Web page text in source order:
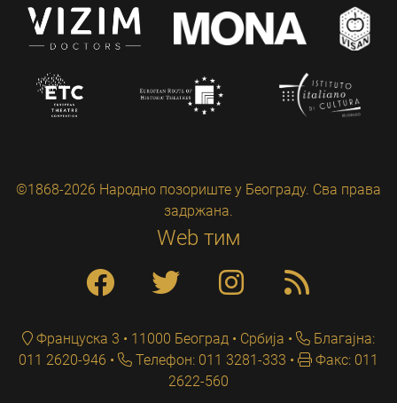
©1868-2026 Народно позориште у Београду. Сва права
задржана.
Web тим
Француска 3 • 11000 Београд • Србија
Благајна:
011 2620-946
Телефон: 011 3281-333
Факс: 011
2622-560